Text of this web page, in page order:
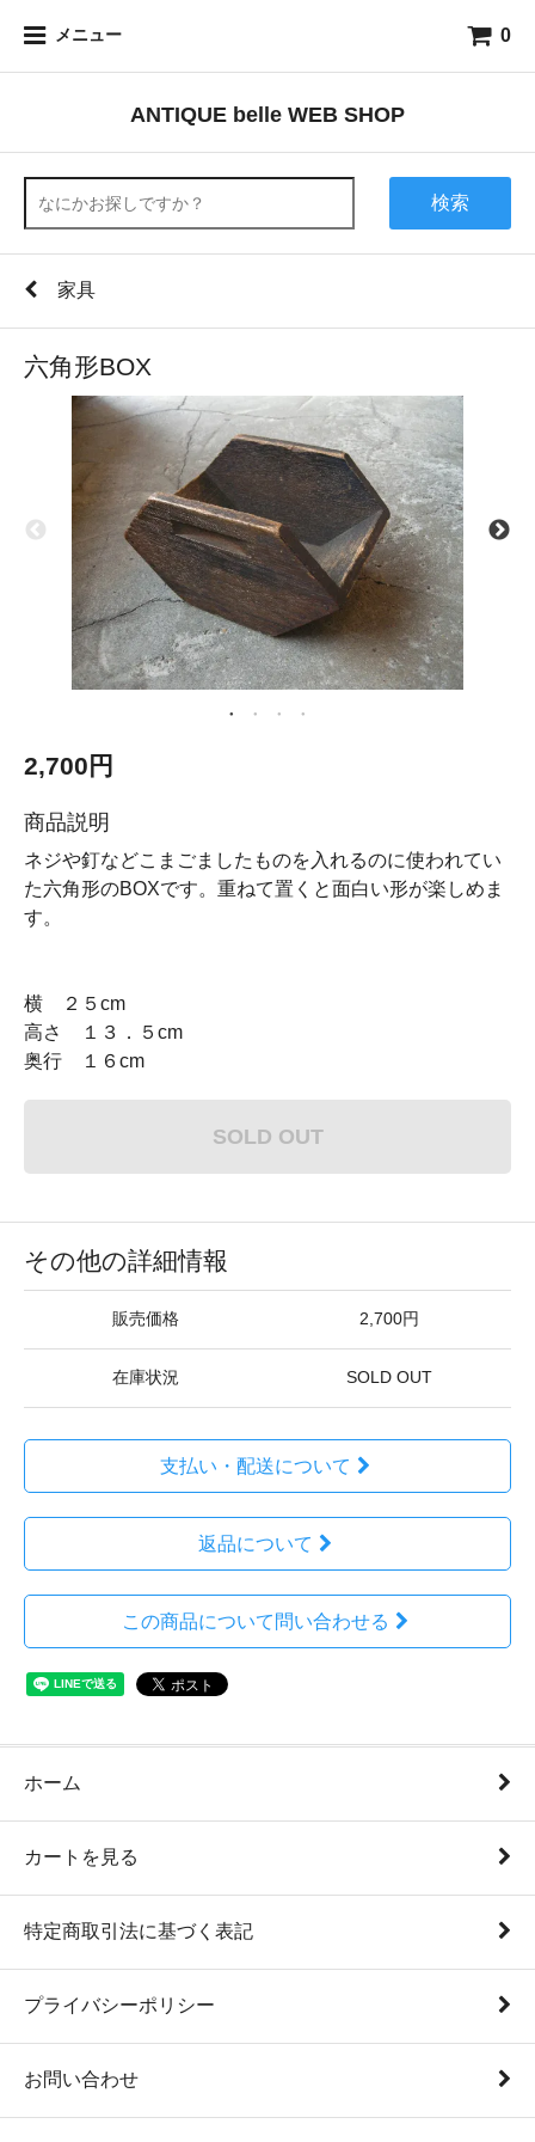
メニュー 0
ANTIQUE belle WEB SHOP
検索
家具
六角形BOX
2,700円
商品説明
ネジや釘などこまごましたものを入れるのに使われてい
た六角形のBOXです。重ねて置くと面白い形が楽しめま
す。
横 ２５cm
高さ １３．５cm
奥行 １６cm
SOLD OUT
その他の詳細情報
販売価格 2,700円
在庫状況 SOLD OUT
支払い・配送について
返品について
この商品について問い合わせる
ホーム
カートを見る
特定商取引法に基づく表記
プライバシーポリシー
お問い合わせ